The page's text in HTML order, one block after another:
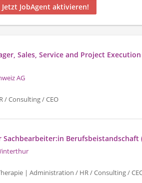
Jetzt JobAgent aktivieren!
Sales, Service and Project
AG
/ Consulting / CEO
Sachbearbeiter:in Berufsbeistandschaft
| Administration / HR / Consulting /